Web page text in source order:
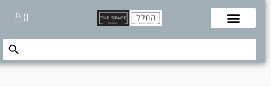
0עגלת
קניות
Search
Search Button